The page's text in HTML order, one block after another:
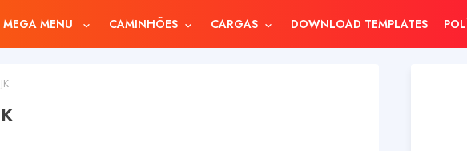
MEGA MENU CAMINHÕES CARGAS DOWNLOAD TEMPLATES